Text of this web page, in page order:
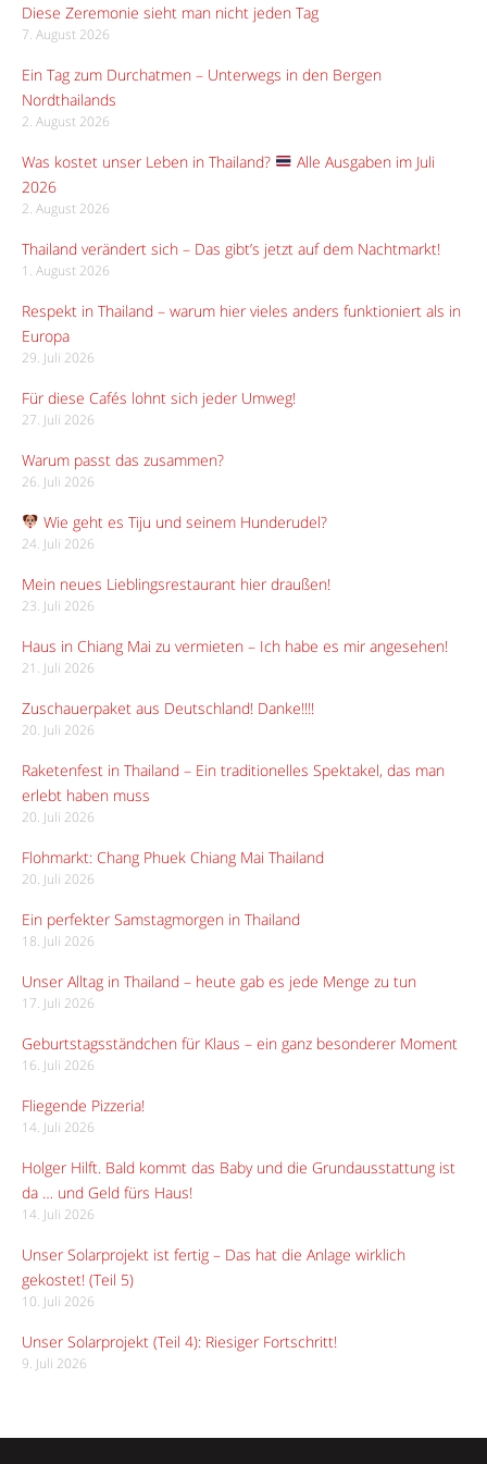
Diese Zeremonie sieht man nicht jeden Tag
7. August 2026
Ein Tag zum Durchatmen – Unterwegs in den Bergen
Nordthailands
2. August 2026
Was kostet unser Leben in Thailand?
Alle Ausgaben im Juli
2026
2. August 2026
Thailand verändert sich – Das gibt’s jetzt auf dem Nachtmarkt!
1. August 2026
Respekt in Thailand – warum hier vieles anders funktioniert als in
Europa
29. Juli 2026
Für diese Cafés lohnt sich jeder Umweg!
27. Juli 2026
Warum passt das zusammen?
26. Juli 2026
Wie geht es Tiju und seinem Hunderudel?
24. Juli 2026
Mein neues Lieblingsrestaurant hier draußen!
23. Juli 2026
Haus in Chiang Mai zu vermieten – Ich habe es mir angesehen!
21. Juli 2026
Zuschauerpaket aus Deutschland! Danke!!!!
20. Juli 2026
Raketenfest in Thailand – Ein traditionelles Spektakel, das man
erlebt haben muss
20. Juli 2026
Flohmarkt: Chang Phuek Chiang Mai Thailand
20. Juli 2026
Ein perfekter Samstagmorgen in Thailand
18. Juli 2026
Unser Alltag in Thailand – heute gab es jede Menge zu tun
17. Juli 2026
Geburtstagsständchen für Klaus – ein ganz besonderer Moment
16. Juli 2026
Fliegende Pizzeria!
14. Juli 2026
Holger Hilft. Bald kommt das Baby und die Grundausstattung ist
da … und Geld fürs Haus!
14. Juli 2026
Unser Solarprojekt ist fertig – Das hat die Anlage wirklich
gekostet! (Teil 5)
10. Juli 2026
Unser Solarprojekt (Teil 4): Riesiger Fortschritt!
9. Juli 2026